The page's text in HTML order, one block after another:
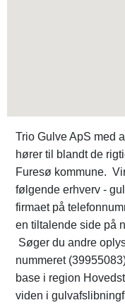
Trio Gulve ApS med
hører til blandt de
Furesø kommune.
følgende erhverv -
firmaet på
en tiltalende side på
Søger du andre
nummeret
base i region
viden i